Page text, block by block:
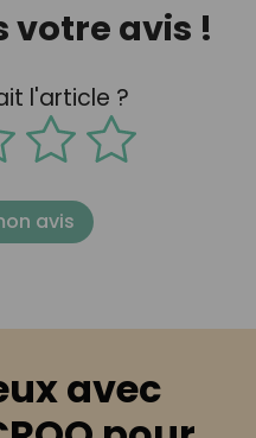
votre avis !
l'article ?
avis
avec